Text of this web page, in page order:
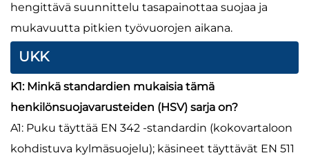
hengittävä suunnittelu tasapainottaa suojaa ja
mukavuutta pitkien työvuorojen aikana.
UKK
K1: Minkä standardien mukaisia tämä
henkilönsuojavarusteiden (HSV) sarja on?
A1: Puku täyttää EN 342 -standardin (kokovartaloon
kohdistuva kylmäsuojelu); käsineet täyttävät EN 511